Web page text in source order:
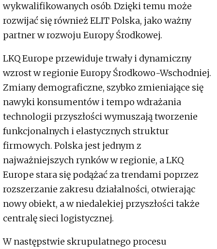
wykwalifikowanych osób. Dzięki temu może
rozwijać się również ELIT Polska, jako ważny
partner w rozwoju Europy Środkowej.
LKQ Europe przewiduje trwały i dynamiczny
wzrost w regionie Europy Środkowo-Wschodniej.
Zmiany demograficzne, szybko zmieniające się
nawyki konsumentów i tempo wdrażania
technologii przyszłości wymuszają tworzenie
funkcjonalnych i elastycznych struktur
firmowych. Polska jest jednym z
najważniejszych rynków w regionie, a LKQ
Europe stara się podążać za trendami poprzez
rozszerzanie zakresu działalności, otwierając
nowy obiekt, a w niedalekiej przyszłości także
centralę sieci logistycznej.
W następstwie skrupulatnego procesu